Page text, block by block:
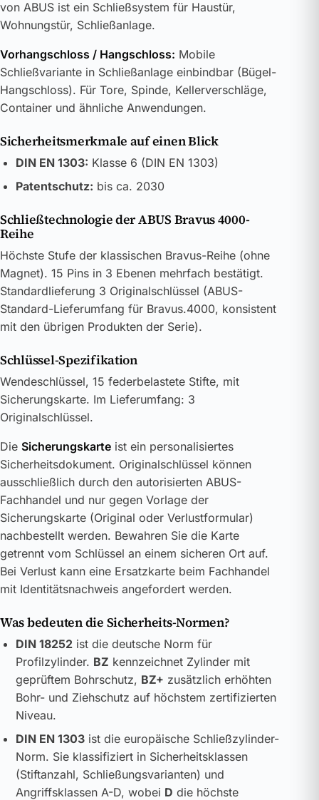
von ABUS ist ein Schließsystem für Haustür,
Wohnungstür, Schließanlage.
Vorhangschloss / Hangschloss: Mobile
Schließvariante in Schließanlage einbindbar (Bügel-
Hangschloss). Für Tore, Spinde, Kellerverschläge,
Container und ähnliche Anwendungen.
Sicherheitsmerkmale auf einen Blick
DIN EN 1303: Klasse 6 (DIN EN 1303)
Patentschutz: bis ca. 2030
Schließtechnologie der ABUS Bravus 4000-
Reihe
Höchste Stufe der klassischen Bravus-Reihe (ohne
Magnet). 15 Pins in 3 Ebenen mehrfach bestätigt.
Standardlieferung 3 Originalschlüssel (ABUS-
Standard-Lieferumfang für Bravus.4000, konsistent
mit den übrigen Produkten der Serie).
Schlüssel-Spezifikation
Wendeschlüssel, 15 federbelastete Stifte, mit
Sicherungskarte. Im Lieferumfang: 3
Originalschlüssel.
Die Sicherungskarte ist ein personalisiertes
Sicherheitsdokument. Originalschlüssel können
ausschließlich durch den autorisierten ABUS-
Fachhandel und nur gegen Vorlage der
Sicherungskarte (Original oder Verlustformular)
nachbestellt werden. Bewahren Sie die Karte
getrennt vom Schlüssel an einem sicheren Ort auf.
Bei Verlust kann eine Ersatzkarte beim Fachhandel
mit Identitätsnachweis angefordert werden.
Was bedeuten die Sicherheits-Normen?
DIN 18252ist die deutsche Norm für
Profilzylinder. BZ kennzeichnet Zylinder mit
geprüftem Bohrschutz, BZ+ zusätzlich erhöhten
Bohr- und Ziehschutz auf höchstem zertifizierten
Niveau.
DIN EN 1303ist die europäische Schließzylinder-
Norm. Sie klassifiziert in Sicherheitsklassen
(Stiftanzahl, Schließungsvarianten) und
Angriffsklassen A-D, wobei D die höchste